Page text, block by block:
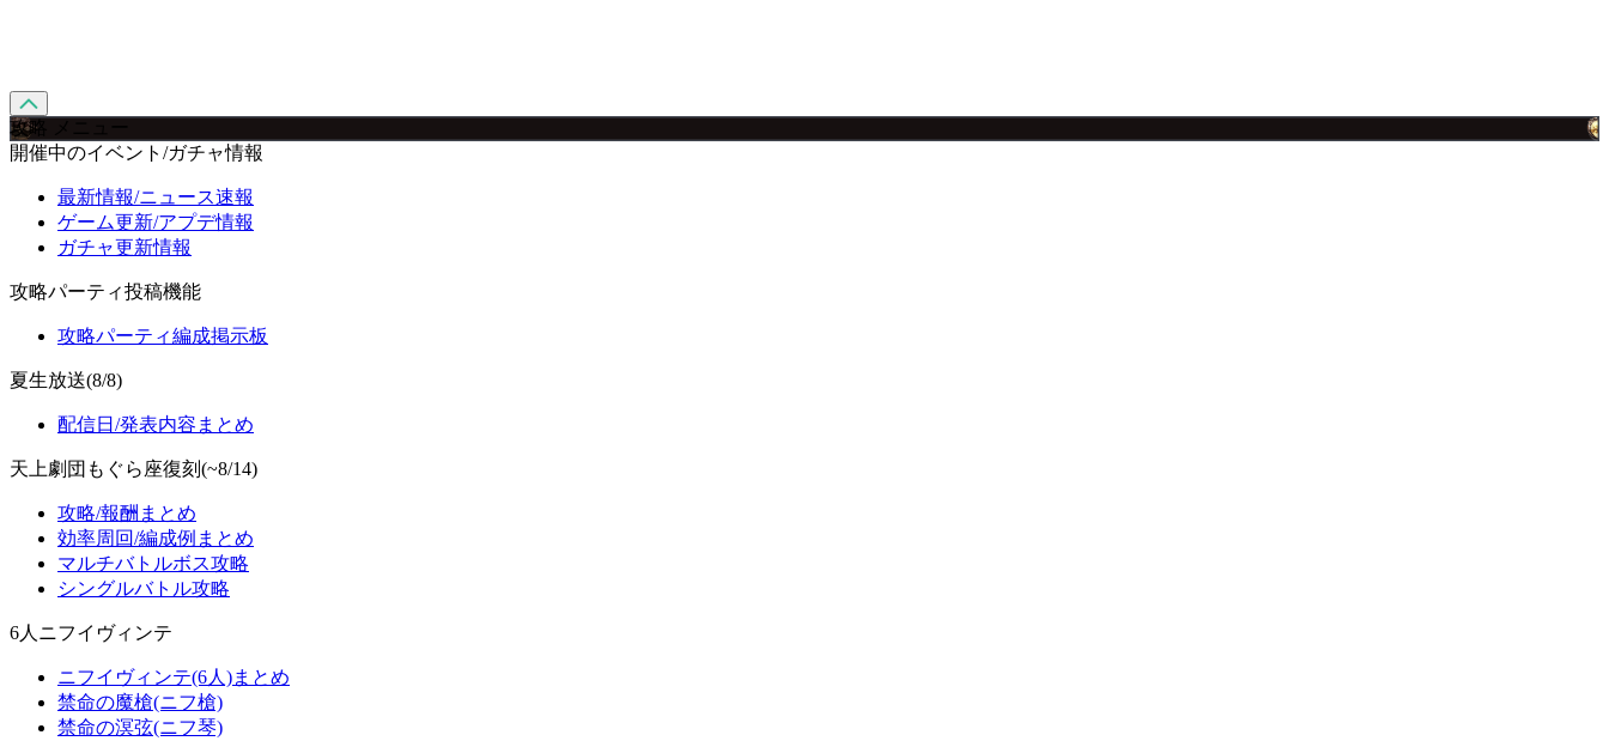
攻略 メニュー
開催中のイベント/ガチャ情報
最新情報/ニュース速報
ゲーム更新/アプデ情報
ガチャ更新情報
攻略パーティ投稿機能
攻略パーティ編成掲示板
夏生放送(8/8)
配信日/発表内容まとめ
天上劇団もぐら座復刻(~8/14)
攻略/報酬まとめ
効率周回/編成例まとめ
マルチバトルボス攻略
シングルバトル攻略
6人ニフイヴィンテ
ニフイヴィンテ(6人)まとめ
禁命の魔槍(ニフ槍)
禁命の溟弦(ニフ琴)